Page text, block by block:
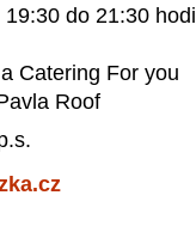
do 21:30
Catering For you
Roof